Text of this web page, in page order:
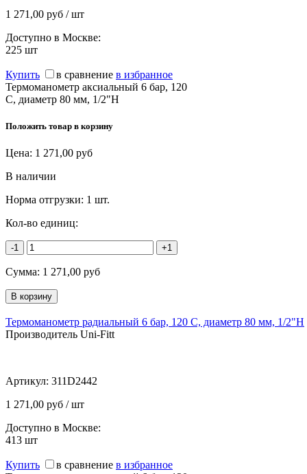
1 271,00 руб / шт
Доступно в Москве:
225 шт
Купить в сравнение в избранное
Термоманометр аксиальный 6 бар, 120
C, диаметр 80 мм, 1/2"Н
Положить товар в корзину
Цена: 1 271,00 руб
В наличии
Норма отгрузки: 1 шт.
Кол-во единиц:
-1 +1
Сумма: 1 271,00 руб
Термоманометр радиальный 6 бар, 120 C, диаметр 80 мм, 1/2"Н
Производитель Uni-Fitt
Артикул: 311D2442
1 271,00 руб / шт
Доступно в Москве:
413 шт
Купить в сравнение в избранное